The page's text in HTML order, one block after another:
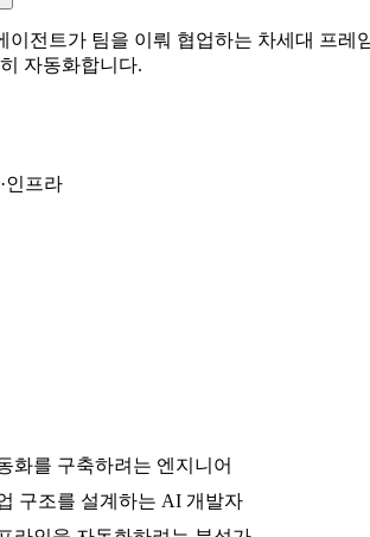
이전트가 팀을 이뤄 협업하는 차세대 프
자동화합니다.
인프라
화를 구축하려는 엔지니어
구조를 설계하는 AI 개발자